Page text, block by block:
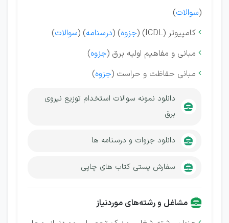
(سوالات)
 کامپیوتر (ICDL) ( جزوه) (درسنامه) (سوالات)
 مبانی و مفاهیم اولیه برق (جزوه)
 مبانی حفاظت و حراست (جزوه)
دانلود نمونه سوالات استخدام توزیع نیروی
برق
دانلود جزوات و درسنامه ها
سفارش پستی کتاب های چاپی
مشاغل و رشته‌های موردنیاز